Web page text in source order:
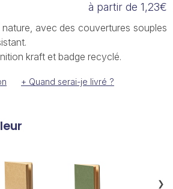
à partir de 1,23€
nature, avec des couvertures souples
kraft et badge recyclé.
+ Quand serai-je livré ?
❯